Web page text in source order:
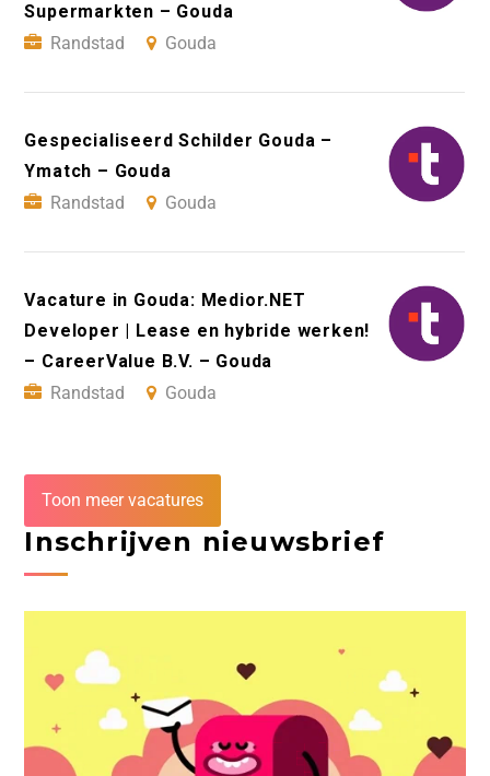
Supermarkten – Gouda
Randstad
Gouda
Gespecialiseerd Schilder Gouda –
Ymatch – Gouda
Randstad
Gouda
Vacature in Gouda: Medior.NET
Developer | Lease en hybride werken!
– CareerValue B.V. – Gouda
Randstad
Gouda
Toon meer vacatures
Inschrijven nieuwsbrief